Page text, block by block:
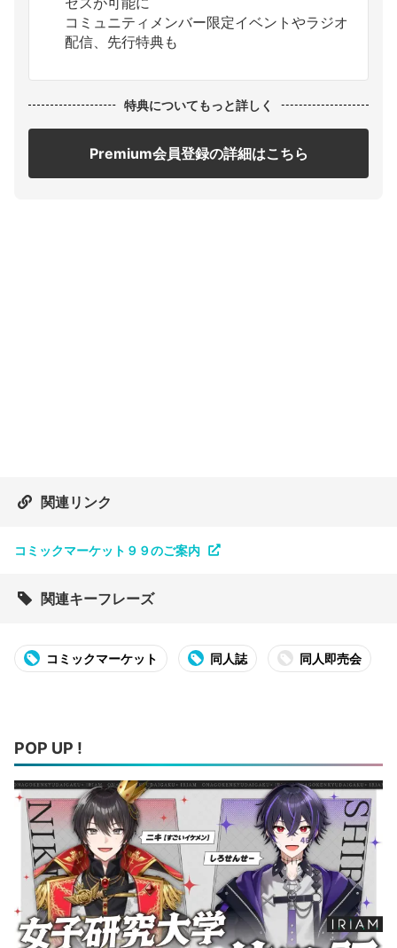
コミュニティメンバー限定イベントやラジオ
配信、先行特典も
特典についてもっと詳しく
Premium会員登録の詳細はこちら
関連リンク
コミックマーケット９９のご案内
関連キーフレーズ
コミックマーケット 同人誌 同人即売会
POP UP !